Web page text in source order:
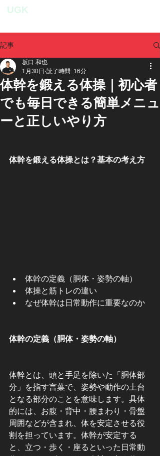
UGK
記事
体幹を鍛える体操｜初心者
でも毎日できる簡単メニュ
ーと正しいやり方
坂口 和也
1月30日 読了時間: 16分
体幹を鍛える体操とは？基本の考え方
体幹の定義（胴体・姿勢の軸）
体操と筋トレの違い
なぜ体幹は日常動作に重要なのか
体幹の定義（胴体・姿勢の軸）
体幹とは、頭と手足を除いた「胴体部
分」を指す言葉で、姿勢や動作の土台
となる部分のことを意味します。具体
的には、お腹・背中・腰まわり・骨盤
周囲などが含まれ、体を安定させる役
割を担っています。体幹が安定する
と、立つ・歩く・座るといった日常動